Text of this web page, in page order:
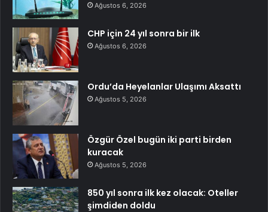
Ağustos 6, 2026
CHP için 24 yıl sonra bir ilk
Ağustos 6, 2026
Ordu’da Heyelanlar Ulaşımı Aksattı
Ağustos 5, 2026
Özgür Özel bugün iki parti birden
kuracak
Ağustos 5, 2026
850 yıl sonra ilk kez olacak: Oteller
şimdiden doldu